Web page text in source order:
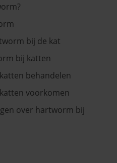
bij de kat
bij katten
behandelen
voorkomen
over hartworm bij